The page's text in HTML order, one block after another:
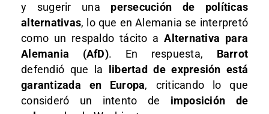
y sugerir una persecución de políticas
alternativas, lo que en Alemania se interpretó
como un respaldo tácito aAlternativa para
Alemania (AfD). En respuesta, Barrot
defendió que la
libertad de expresión está
garantizada en Europa, criticando lo que
consideró un intento de imposición de